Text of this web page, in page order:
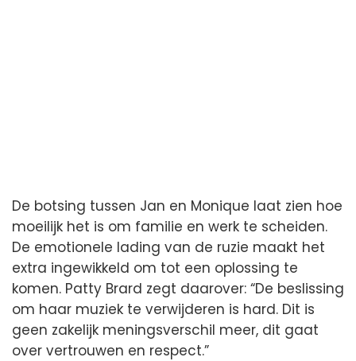
De botsing tussen Jan en Monique laat zien hoe
moeilijk het is om familie en werk te scheiden.
De emotionele lading van de ruzie maakt het
extra ingewikkeld om tot een oplossing te
komen. Patty Brard zegt daarover: “De beslissing
om haar muziek te verwijderen is hard. Dit is
geen zakelijk meningsverschil meer, dit gaat
over vertrouwen en respect.”